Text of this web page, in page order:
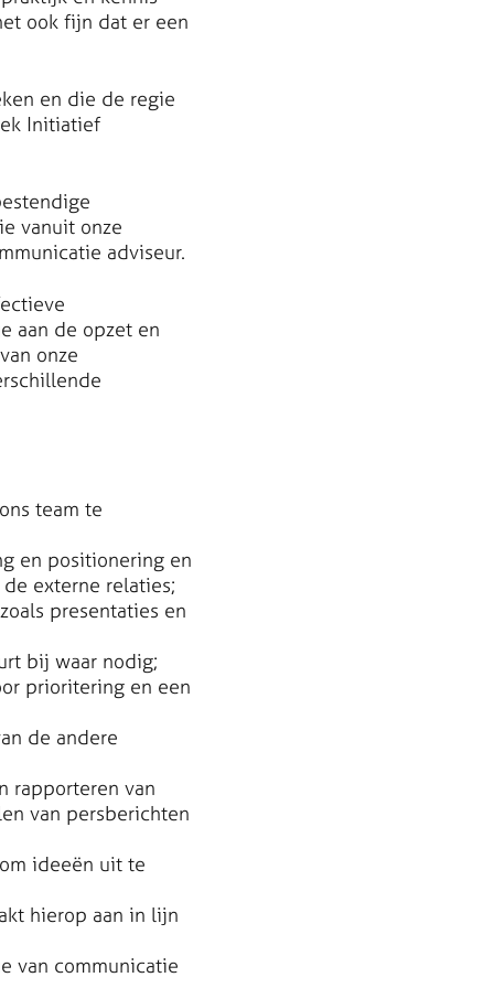
ook fijn dat er een
en die de regie
Initiatief
vanuit onze
adviseur.
aan de opzet en
onze
team te
en positionering en
externe relaties;
presentaties en
bij waar nodig;
prioritering en een
de andere
rapporteren van
van persberichten
ideeën uit te
hierop aan in lijn
van communicatie